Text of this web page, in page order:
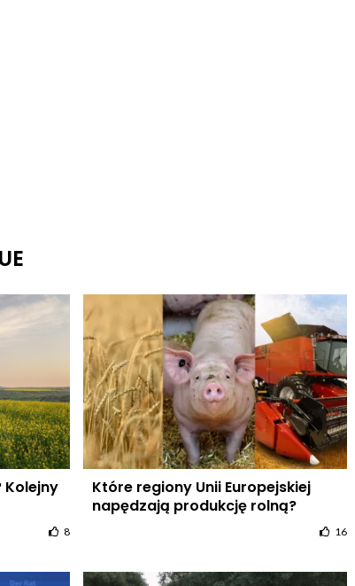
Kolejny
8
Które regiony Unii Europejskiej
napędzają produkcję rolną?
16